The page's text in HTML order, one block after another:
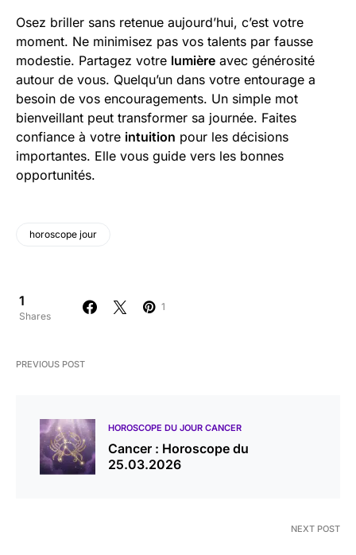
Osez briller sans retenue aujourd’hui, c’est votre
moment. Ne minimisez pas vos talents par fausse
modestie. Partagez votre lumière avec générosité
autour de vous. Quelqu’un dans votre entourage a
besoin de vos encouragements. Un simple mot
bienveillant peut transformer sa journée. Faites
confiance à votre intuition pour les décisions
importantes. Elle vous guide vers les bonnes
opportunités.
horoscope jour
1
Shares
1
PREVIOUS POST
HOROSCOPE DU JOUR CANCER
Cancer : Horoscope du
25.03.2026
NEXT POST